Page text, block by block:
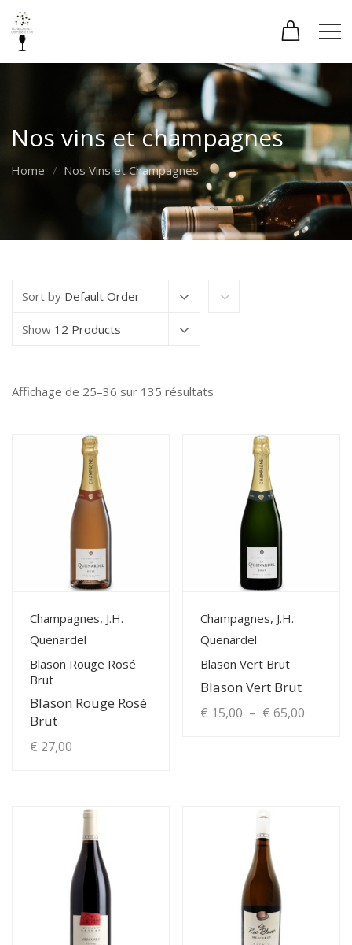
Nos vins et champagnes
Home Nos Vins et Champagnes
Sort by Default Order
Show 12 Products
Affichage de 25–36 sur 135 résultats
ancien
View Details
Champagnes, J.H.
Quenardel
Blason Rouge Rosé
Brut
Blason Rouge Rosé
Brut
€ 27,00
View Details
Champagnes, J.H.
Quenardel
Blason Vert Brut
Blason Vert Brut
€ 15,00 – € 65,00